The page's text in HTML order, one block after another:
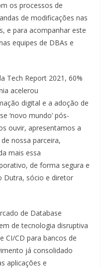
os processos de
de modificações nas
e para acompanhar este
equipes de DBAs e
Tech Report 2021, 60%
acelerou
digital e a adoção de
‘novo mundo’ pós-
ouvir, apresentamos a
nossa parceira,
mais essa
de forma segura e
Dutra, sócio e diretor
de Database
de tecnologia disruptiva
CI/CD para bancos de
já consolidado
aplicações e